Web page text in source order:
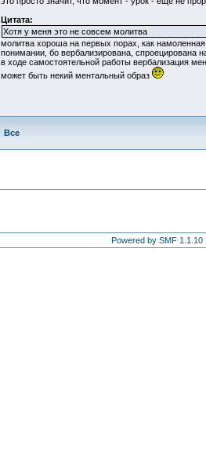
Цитата:
Хотя у меня это не совсем молитва
молитва хороша на первых порах, как
понимании, бо вербализирована, спроецирована
в ходе самостоятельной работы вербализация
может быть некий ментальный образ
Все
Powered by SMF 1.1.10